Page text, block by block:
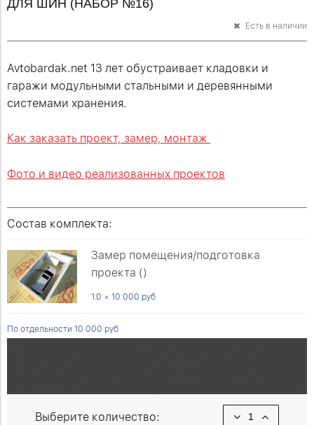
ДЛЯ ШИН (НАБОР №16)
Есть в наличии
Avtobardak.net 13 лет обустраивает кладовки и
гаражи модульными стальными и деревянными
системами хранения.
Как заказать проект, замер, монтаж
Фото и видео реализованных проектов
Состав комплекта:
Замер помещения/подготовка
проекта ()
1.0 × 10 000 руб
По отдельности 10 000 руб
Выберите количество: